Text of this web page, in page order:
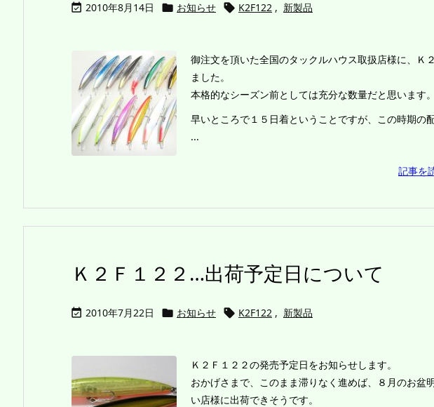
 2010年8月14日  お知らせ  K2F122 , 新製品
御注文を頂いた全国のタックルハウス取扱店様に、Ｋ
ました。
本格的なシーズン前としては充分な数量だと思います。
早いところで１５日着ということですが、この時期の
...
記事を
Ｋ２Ｆ１２２…出荷予定日について
 2010年7月22日  お知らせ  K2F122 , 新製品
Ｋ２Ｆ１２２の発売予定日をお知らせします。
おかげさまで、このまま滞りなく進めば、８月のお盆
い店様に出荷できそうです。